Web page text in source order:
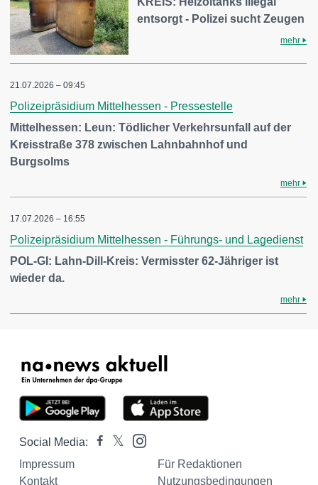
entsorgt - Polizei sucht Zeugen
mehr
21.07.2026 – 09:45
Polizeipräsidium Mittelhessen - Pressestelle
Mittelhessen: Leun: Tödlicher Verkehrsunfall auf der
Kreisstraße 378 zwischen Lahnbahnhof und
Burgsolms
mehr
17.07.2026 – 16:55
Polizeipräsidium Mittelhessen - Führungs- und Lagedienst
POL-GI: Lahn-Dill-Kreis: Vermisster 62-Jähriger ist
wieder da.
mehr
Social Media:
Impressum
Für Redaktionen
Kontakt
Nutzungsbedingungen